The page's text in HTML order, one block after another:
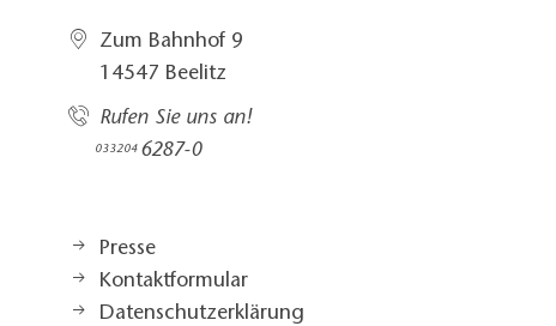
Zum Bahnhof 9
14547 Beelitz
Rufen Sie uns an!
033204 6287-0
Presse
Kontaktformular
Datenschutzerklärung